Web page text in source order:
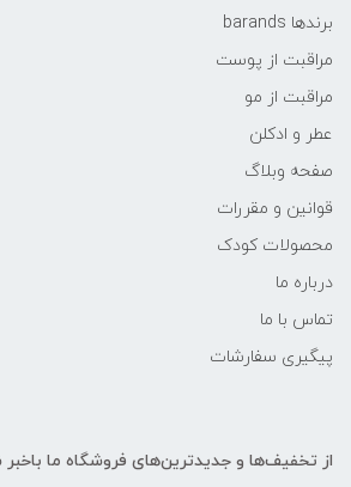
برندها barands
مراقبت از پوست
مراقبت از مو
عطر و ادکلن
صفحه وبلاگ
قوانین و مقررات
محصولات کودک
درباره ما
تماس با ما
پیگیری سفارشات
از تخفیف‌ها و جدیدترین‌های فروشگاه ما